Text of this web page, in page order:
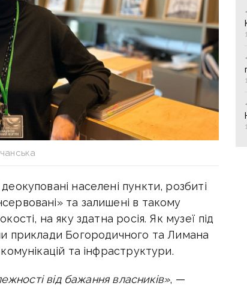
населені пункти, розбиті
та залишені в такому
на яку здатна росія. Як музеї під
приклади Богородичного та Лимана
та інфраструктури.
від бажання власників», —